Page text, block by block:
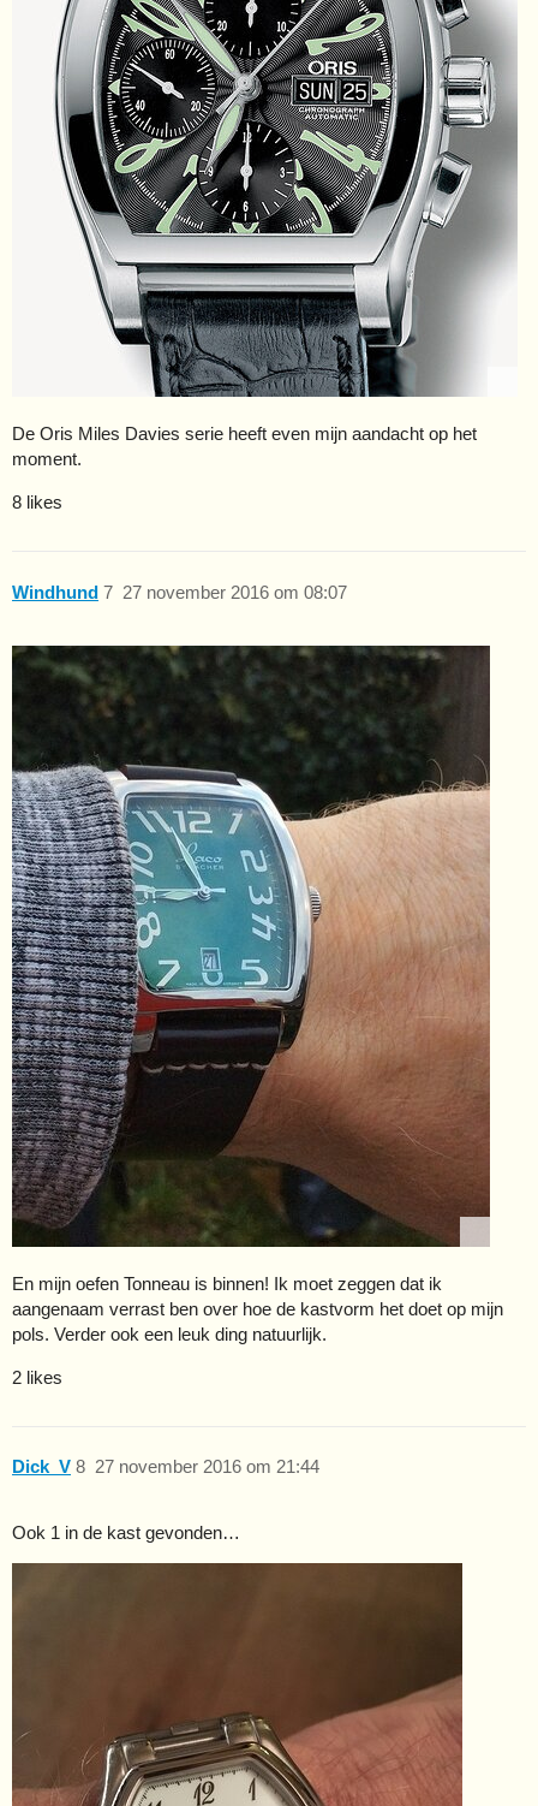
De Oris Miles Davies serie heeft even mijn aandacht op het
moment.
8 likes
Windhund 27 november 2016 om 08:07
7
En mijn oefen Tonneau is binnen! Ik moet zeggen dat ik
aangenaam verrast ben over hoe de kastvorm het doet op mijn
pols. Verder ook een leuk ding natuurlijk.
2 likes
Dick_V 27 november 2016 om 21:44
8
Ook 1 in de kast gevonden…